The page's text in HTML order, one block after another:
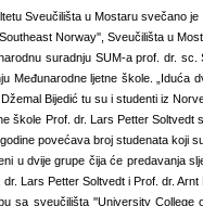
Sveučilišta u Mostaru svečano
Norway'', Sveučilišta u
suradnju SUM-a prof. dr.
Međunarodne ljetne škole. „Iduća
Bijedić tu su i studenti iz
škole Prof. dr. Lars Petter
povećava broj studenata koji
u dvije grupe čija će predavanja
Lars Petter Soltvedt i Prof. dr. Arnt
sa sveučilišta ''University